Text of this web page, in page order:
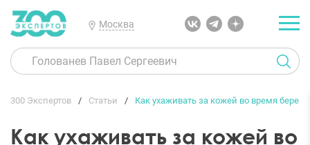
Москва
300 Экспертов Статьи Как ухаживать за кожей во время
Как ухаживать за кожей во